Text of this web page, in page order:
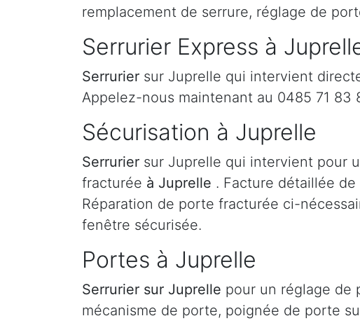
remplacement de serrure, réglage de
Serrurier Express à
Serrurier sur Juprelle qui intervient
Appelez-nous maintenant au 0485 71
Sécurisation à Juprelle
Serrurier sur Juprelle qui intervient pour
fracturée à Juprelle . Facture détaillée
Réparation de porte fracturée ci-
fenêtre sécurisée.
Portes à Juprelle
Serrurier sur Juprelle pour un réglage de
mécanisme de porte, poignée de porte